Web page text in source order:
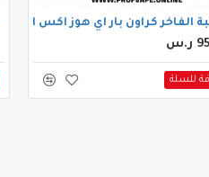
كراون بار اي هوز اكس الجاهزة (60000 سحبة) علكة
للسلة